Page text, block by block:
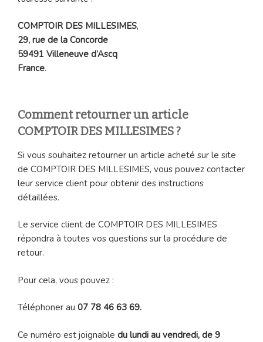
COMPTOIR DES MILLESIMES,
29, rue de la Concorde
59491 Villeneuve d’Ascq
France.
Comment retourner un article
COMPTOIR DES MILLESIMES ?
Si vous souhaitez retourner un article acheté sur le site
de COMPTOIR DES MILLESIMES, vous pouvez contacter
leur service client pour obtenir des instructions
détaillées.
Le service client de COMPTOIR DES MILLESIMES
répondra à toutes vos questions sur la procédure de
retour.
Pour cela, vous pouvez :
Téléphoner au 07 78 46 63 69.
Ce numéro est joignable du lundi au vendredi, de 9